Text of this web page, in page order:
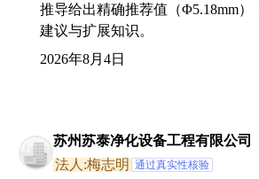
推导给出精确推荐值（Φ5.18mm）
建议与扩展知识。
2026年8月4日
苏州苏泰净化设备工程有限公司
法人:梅志明 通过真实性核验